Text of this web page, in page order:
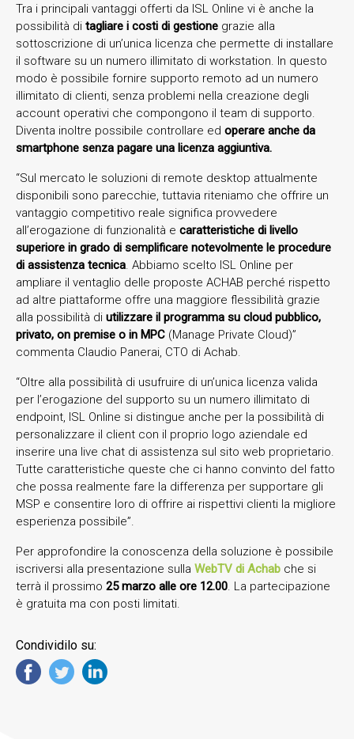
Tra i principali vantaggi offerti da ISL Online vi è anche la
possibilità di tagliare i costi di gestione grazie alla
sottoscrizione di un’unica licenza che permette di installare
il software su un numero illimitato di workstation. In questo
modo è possibile fornire supporto remoto ad un numero
illimitato di clienti, senza problemi nella creazione degli
account operativi che compongono il team di supporto.
Diventa inoltre possibile controllare ed operare anche da
smartphone senza pagare una licenza aggiuntiva.
“Sul mercato le soluzioni di remote desktop attualmente
disponibili sono parecchie, tuttavia riteniamo che offrire un
vantaggio competitivo reale significa provvedere
all’erogazione di funzionalità e caratteristiche di livello
superiore in grado di semplificare notevolmente le procedure
di assistenza tecnica. Abbiamo scelto ISL Online per
ampliare il ventaglio delle proposte ACHAB perché rispetto
ad altre piattaforme offre una maggiore flessibilità grazie
alla possibilità di utilizzare il programma su cloud pubblico,
privato, on premise o in MPC (Manage Private Cloud)”
commenta Claudio Panerai, CTO di Achab.
“Oltre alla possibilità di usufruire di un’unica licenza valida
per l’erogazione del supporto su un numero illimitato di
endpoint, ISL Online si distingue anche per la possibilità di
personalizzare il client con il proprio logo aziendale ed
inserire una live chat di assistenza sul sito web proprietario.
Tutte caratteristiche queste che ci hanno convinto del fatto
che possa realmente fare la differenza per supportare gli
MSP e consentire loro di offrire ai rispettivi clienti la migliore
esperienza possibile”.
Per approfondire la conoscenza della soluzione è possibile
iscriversi alla presentazione sulla WebTV di Achab che si
terrà il prossimo 25 marzo alle ore 12.00. La partecipazione
è gratuita ma con posti limitati.
Condividilo su: